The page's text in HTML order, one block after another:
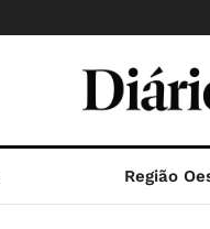
Região